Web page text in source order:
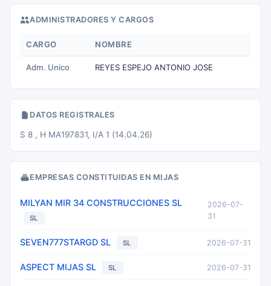
ADMINISTRADORES Y CARGOS
CARGO NOMBRE
Adm. Unico REYES ESPEJO ANTONIO JOSE
DATOS REGISTRALES
S 8 , H MA197831, I/A 1 (14.04.26)
EMPRESAS CONSTITUIDAS EN MIJAS
MILYAN MIR 34 CONSTRUCCIONES SL
SL
2026-07-
31
SEVEN777STARGD SL SL 2026-07-31
ASPECT MIJAS SL SL 2026-07-31